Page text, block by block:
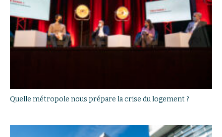
Quelle métropole nous prépare la crise du logement ?